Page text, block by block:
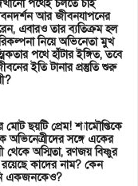
পথেই চলতে চাই
আর জীবনযাপনের
এবারও তার ব্যতিক্রম হল
নিয়ে অভিনেতা মুখ
পথে হাঁটার ইঙ্গিত, তবে
ইতি টানার প্রস্তুতি শুরু
ছয়টি প্রেম! শ্যামৌপ্তিকে
অভিনেত্রীদের সঙ্গে একের
অস্মিতা, রণজয় বিষ্ণুর
রয়েছে কাদের নাম? কেন
একজনকেও?